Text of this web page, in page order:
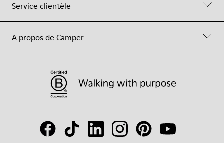
Service clientèle
A propos de Camper